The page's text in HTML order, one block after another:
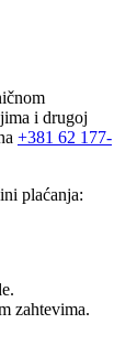
i drugoj
+381 62 177-
plaćanja:
zahtevima.